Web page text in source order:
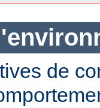
de